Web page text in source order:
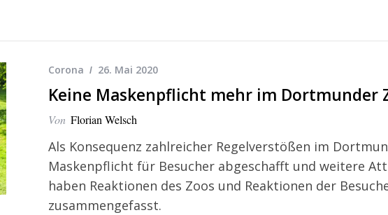
Corona 26. Mai 2020
Keine Maskenpflicht mehr im Dortmunder
Von Florian Welsch
Als Konsequenz zahlreicher Regelverstößen im
Maskenpflicht für Besucher abgeschafft und weitere
haben Reaktionen des Zoos und Reaktionen der
zusammengefasst.